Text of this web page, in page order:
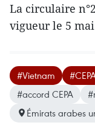
La circulaire
vigueur le 5
#Vietnam
#accord CEPA
Émirats arabes